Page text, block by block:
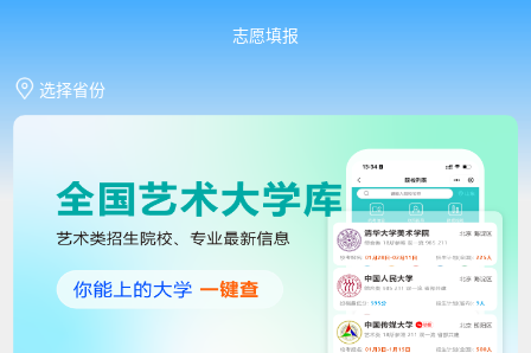
志愿填报
选择省份